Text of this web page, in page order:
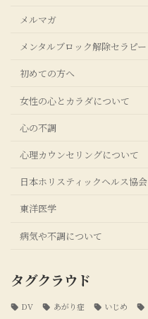
メルマガ
メンタルブロック解除セラピー
初めての方へ
女性の心とカラダについて
心の不調
心理カウンセリングについて
日本ホリスティックヘルス協会
東洋医学
病気や不調について
タグクラウド
DV あがり症 いじめ